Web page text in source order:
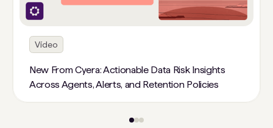
Vídeo
New From Cyera: Actionable Data Risk Insights
Across Agents, Alerts, and Retention Policies